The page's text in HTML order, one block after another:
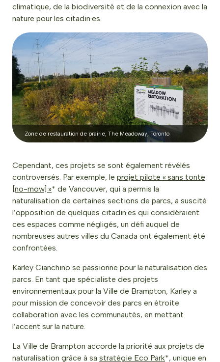
climatique, de la biodiversité et de la connexion avec la
nature pour les citadin·es.
Zone de restauration de prairie, The Meadoway, Toronto
Cependant, ces projets se sont également révélés
controversés. Par exemple, le projet pilote « sans tonte
[no-mow] »* de Vancouver, qui a permis la
naturalisation de certaines sections de parcs, a suscité
l’opposition de quelques citadin·es qui considéraient
ces espaces comme négligés, un défi auquel de
nombreuses autres villes du Canada ont également été
confrontées.
Karley Cianchino se passionne pour la naturalisation des
parcs. En tant que spécialiste des projets
environnementaux pour la Ville de Brampton, Karley a
pour mission de concevoir des parcs en étroite
collaboration avec les communautés, en mettant
l’accent sur la nature.
La Ville de Brampton accorde la priorité aux projets de
naturalisation grâce à sa stratégie Eco Park*, unique en